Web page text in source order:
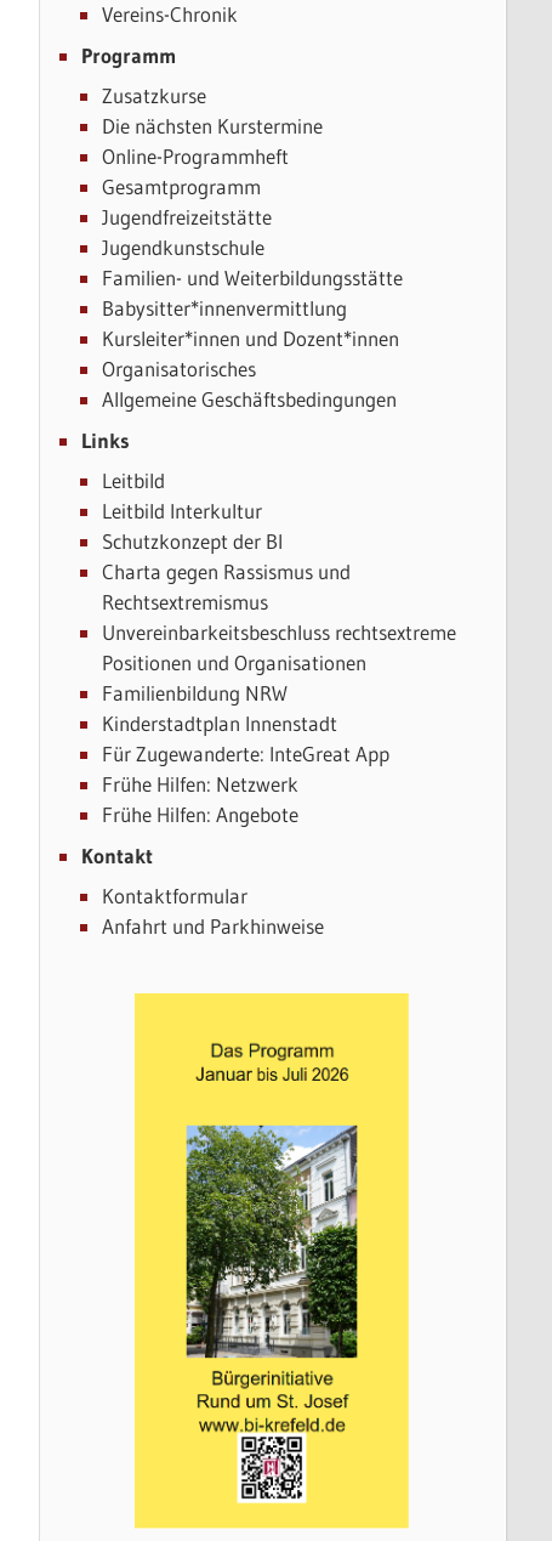
Vereins-Chronik
Programm
Zusatzkurse
Die nächsten Kurstermine
Online-Programmheft
Gesamtprogramm
Jugendfreizeitstätte
Jugendkunstschule
Familien- und Weiterbildungsstätte
Babysitter*innenvermittlung
Kursleiter*innen und Dozent*innen
Organisatorisches
Allgemeine Geschäftsbedingungen
Links
Leitbild
Leitbild Interkultur
Schutzkonzept der BI
Charta gegen Rassismus und
Rechtsextremismus
Unvereinbarkeitsbeschluss rechtsextreme
Positionen und Organisationen
Familienbildung NRW
Kinderstadtplan Innenstadt
Für Zugewanderte: InteGreat App
Frühe Hilfen: Netzwerk
Frühe Hilfen: Angebote
Kontakt
Kontaktformular
Anfahrt und Parkhinweise